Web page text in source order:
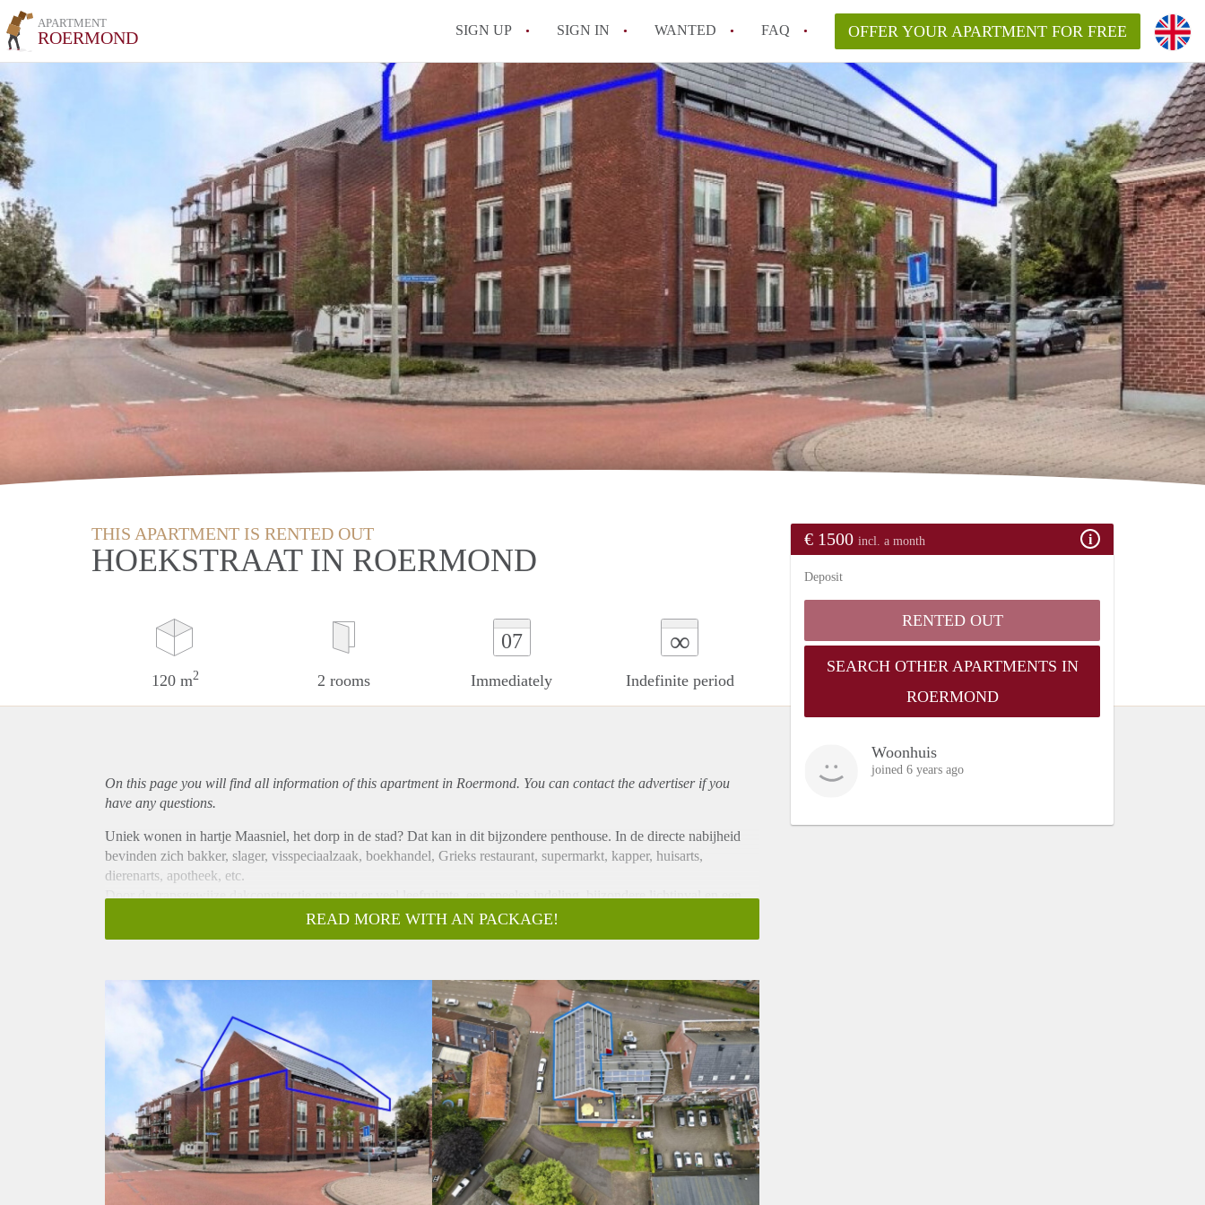
APARTMENT
ROERMOND SIGN UP SIGN IN WANTED FAQ
All FAQs
OFFER YOUR APARTMENT FOR FREE
THIS APARTMENT IS RENTED OUT
HOEKSTRAAT IN ROERMOND
120 m2 2 rooms
07
Immediately
∞
Indefinite period
€ 1500 incl. a month
Deposit
RENTED OUT
SEARCH OTHER APARTMENTS IN
ROERMOND
Woonhuis
joined 6 years ago
On this page you will find all information of this apartmentin Roermond. You can contact the advertiser if you
have any questions.
Uniek wonen in hartje Maasniel, het dorp in de stad? Dat kan in dit bijzondere penthouse. In de directe nabijheid
bevinden zich bakker, slager, visspeciaalzaak, boekhandel, Grieks restaurant, supermarkt, kapper, huisarts,
dierenarts, apotheek, etc.
Door de trapsgewijze dakconstructie ontstaat er veel leefruimte, een speelse indeling, bijzondere lichtinval en een
fraai uitzicht over de stad Roermond.
Met circa 125 m² woonoppervlak, is het volledig en compleet gemeubileerde penthouse gelegen op de 3e
Het penthouse kent de volgende indeling:
Souterrain:
Twee privé parkeerplaatsen met eigen oplaadpunten voor elektrische auto en e-bike.
Begane grond:
Centrale entree met bellentableau en brievenbussen, lift en trappenhuis; de voordeur kan met een automatische
opener worden geopend.
3e verdieping:
Eigen entree, hal met tegelvloer, extra koel vries combinatie, meterkast en toiletruimte waarin wandcloset met
fonteintje. Vanuit de hal loop je de bijzondere leefruimte binnen bestaande uit woon-loft, open keuken en een groot
slaapgedeelte en twee kleine bergingen. Het penthouse is feitelijk bedoeld voor bewoning door maximaal twee
volwassenen. De trapsgewijze dakconstructie zorgt voor hoge ruimtes met veel lichtinval, een speelse indeling en
READ MORE WITH AN PACKAGE!